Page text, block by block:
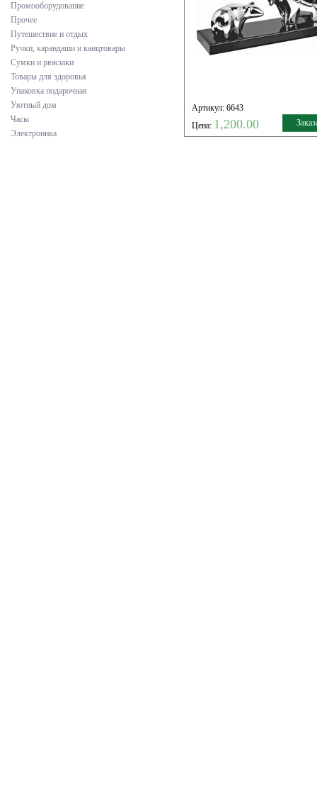
Промооборудование
Прочее
Путешествие и отдых
Ручки, карандаши и канцтовары
Сумки и рюкзаки
Товары для здоровья
Упаковка подарочная
Уютный дом
Часы
Электроника
Артикул: 6643
Цена: 1,200.00